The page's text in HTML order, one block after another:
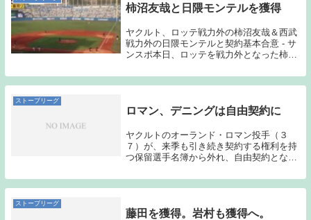
柿沼友哉と日隈モンテルを獲得
ヤクルト、ロッテ戦力外の柿沼友哉＆西武
戦力外の日隈モンテルと契約基本合意 - サ
ンスポ本日、ロッテを戦力外となった柿沼
得が発表された。特に「育成契約」との文
言がないため分からないのだが、支配下契
ストーブリーグ
ロマン、デニングは自由契約に
ヤクルトのオーランド・ロマン投手（３
７）が、来季も引き続き契約する権利を持
つ保留選手名簿から外れ、自由契約となる
プレーを希望している。 ロマンは２０１
２年に加入。先発、中継ぎと役割を問わず
ストーブリーグ
藤田を獲得。岩村も獲得へ。